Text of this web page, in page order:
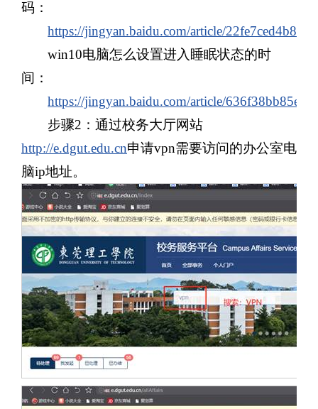
码：
https://jingyan.baidu.com/article/
win10电脑怎么设置进入睡眠状态的时
间：
https://jingyan.baidu.com/article/
步骤2 ：通过校务大厅网站
http://e.dgut.edu.cn申请vpn需要访问的办公室电
脑ip地址。